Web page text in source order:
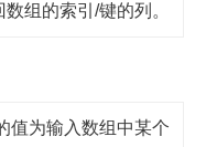
组的索引/键的列。
值为输入数组中某个